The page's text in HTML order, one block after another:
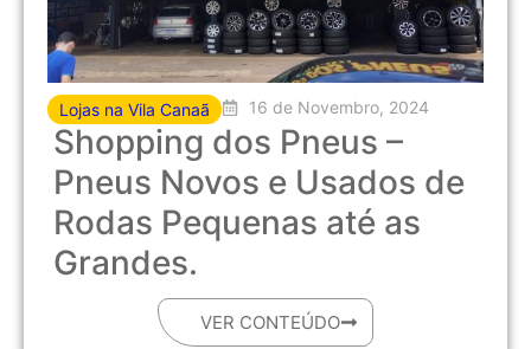
Lojas na Vila Canaã 16 de Novembro, 2024
Shopping dos Pneus –
Pneus Novos e Usados de
Rodas Pequenas até as
Grandes.
VER CONTEÚDO